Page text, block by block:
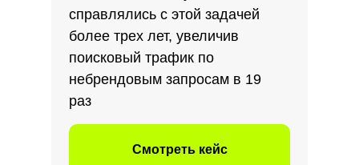
справлялись с этой задачей
более трех лет, увеличив
поисковый трафик по
небрендовым запросам в 19
раз
Смотреть кейс